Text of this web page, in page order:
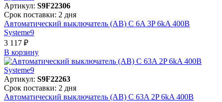
Артикул: S9F22306
Срок поставки: 2 дня
Автоматический выключатель (АВ) C 6A 3P 6kA 400В
Systeme9
3 117 ₽
В корзинy
Артикул: S9F22263
Срок поставки: 2 дня
Автоматический выключатель (АВ) C 63A 2P 6kA 400В